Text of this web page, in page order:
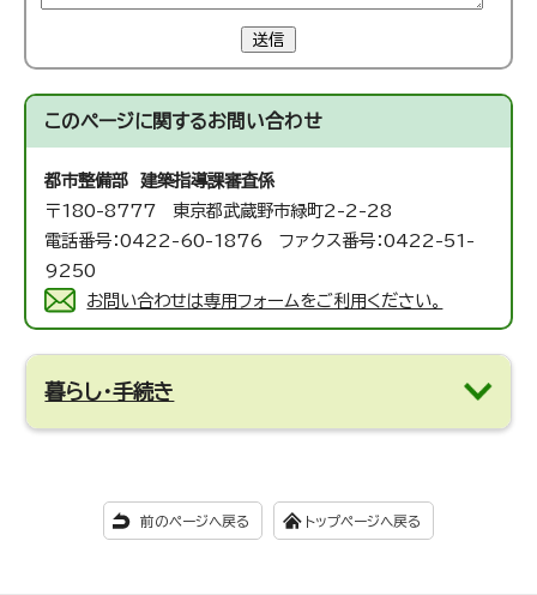
送信
このページに関するお問い合わせ
都市整備部 建築指導課審査係
〒180-8777 東京都武蔵野市緑町2-2-28
電話番号：0422-60-1876 ファクス番号：0422-51-
9250
お問い合わせは専用フォームをご利用ください。
暮らし・手続き
前のページへ戻る トップページへ戻る